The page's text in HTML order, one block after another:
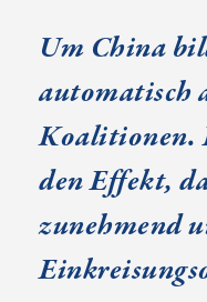
Um China
automatisch
Koalitionen.
den Effekt,
zunehmend